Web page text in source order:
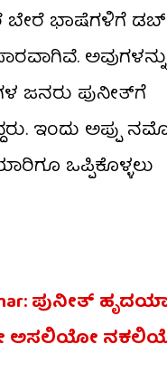
ಬೇರೆ ಭಾಷೆಗಳಿಗೆ
ಜನರು ಪುನೀತ್​ಗೆ
ಇಂದು ಅಪ್ಪು
ಒಪ್ಪಿಕೊಳ್ಳಲು
ಪುನೀತ್​